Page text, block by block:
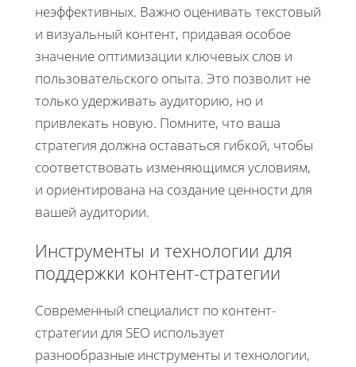
неэффективных. Важно оценивать текстовый
и визуальный контент, придавая особое
значение оптимизации ключевых слов и
пользовательского опыта. Это позволит не
только удерживать аудиторию, но и
привлекать новую. Помните, что ваша
стратегия должна оставаться гибкой, чтобы
соответствовать изменяющимся условиям,
и ориентирована на создание ценности для
вашей аудитории.
Инструменты и технологии для
поддержки контент-стратегии
Современный специалист по контент-
стратегии для SEO использует
разнообразные инструменты и технологии,